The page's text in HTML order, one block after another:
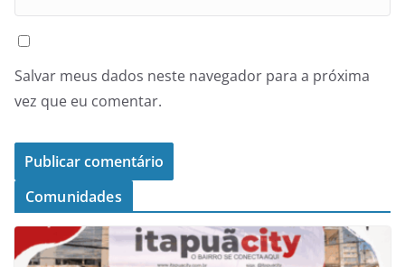
Salvar meus dados neste navegador para a próxima
vez que eu comentar.
Comunidades